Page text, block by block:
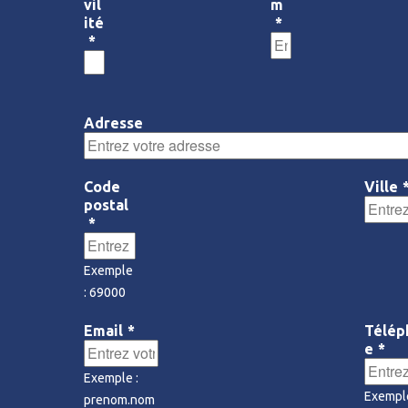
vil
ité
*
m
*
Adresse
Code
postal
*
Exemple
: 69000
Ville
Email *
Exemple :
prenom.nom
e *